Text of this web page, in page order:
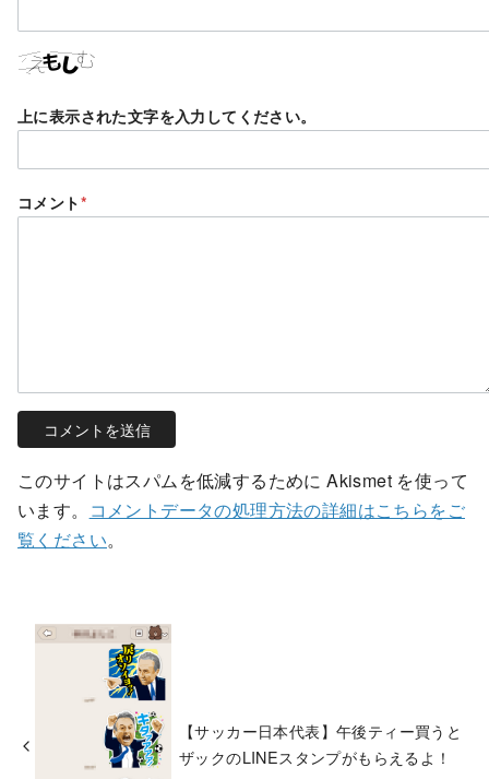
上に表示された文字を入力してください。
コメント*
このサイトはスパムを低減するために Akismet を使って
います。
コメントデータの処理方法の詳細はこちらをご
覧ください。
【サッカー日本代表】午後ティー買うと
ザックのLINEスタンプがもらえるよ！